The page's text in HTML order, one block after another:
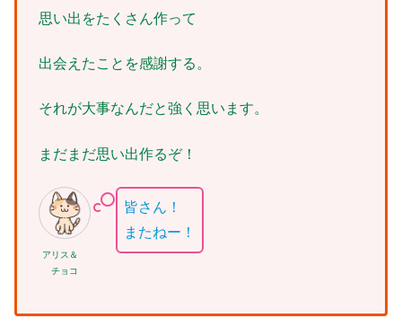
思い出をたくさん作って
出会えたことを感謝する。
それが大事なんだと強く思います。
まだまだ思い出作るぞ！
アリス＆
チョコ
皆さん！
またねー！